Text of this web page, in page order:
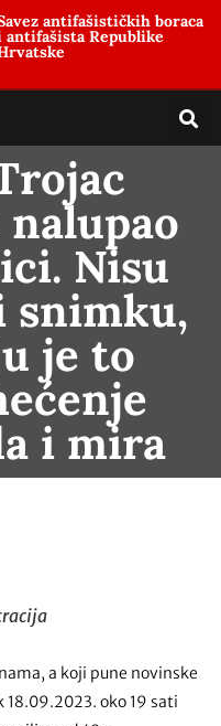
antifašističkih boraca
antifašista Republike
Nisu
snimku,
je to
i mira
a koji pune novinske
oko 19 sati